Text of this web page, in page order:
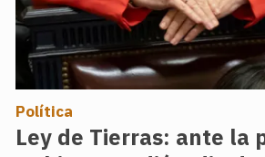
Ley de Tierras: ante la
Política